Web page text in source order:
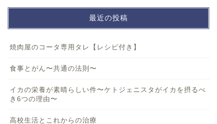
最近の投稿
焼肉屋のコータ専用タレ【レシピ付き】
食事とがん〜共通の法則〜
イカの栄養が素晴らしい件〜ケトジェニスタがイカを摂るべ
き6つの理由〜
高校生活とこれからの治療